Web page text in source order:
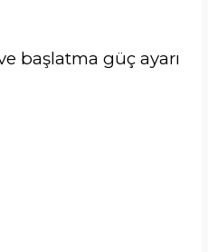
başlatma güç ayarı